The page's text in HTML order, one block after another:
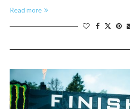
Read more